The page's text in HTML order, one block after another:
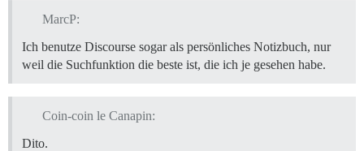
MarcP:
Ich benutze Discourse sogar als persönliches Notizbuch, nur
weil die Suchfunktion die beste ist, die ich je gesehen habe.
Coin-coin le Canapin:
Dito.